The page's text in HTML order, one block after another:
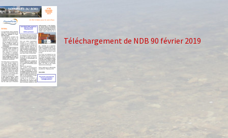
Téléchargement de NDB 90 février 2019